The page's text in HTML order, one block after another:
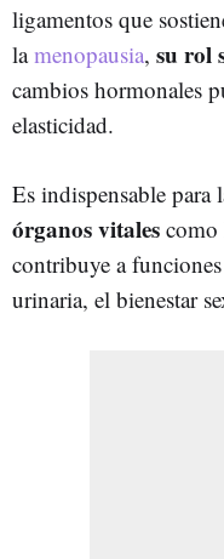
ligamentos que
lamenopausia, su rol
cambios hormonales
elasticidad.
Es indispensable para
órganos vitales como
contribuye a
urinaria, el bienestar